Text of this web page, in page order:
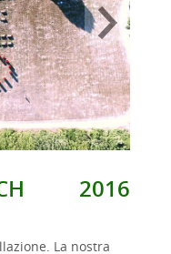
2016
La nostra